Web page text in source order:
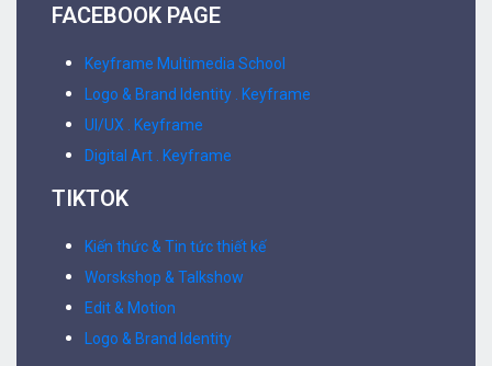
FACEBOOK PAGE
Keyframe Multimedia School
Logo & Brand Identity . Keyframe
UI/UX . Keyframe
Digital Art . Keyframe
TIKTOK
Kiến thức & Tin tức thiết kế
Worskshop & Talkshow
Edit & Motion
Logo & Brand Identity